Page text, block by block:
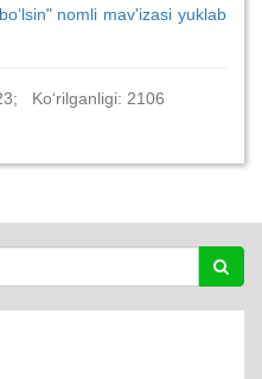
nomli mav'izasi yuklab
Ko‘rilganligi: 2106